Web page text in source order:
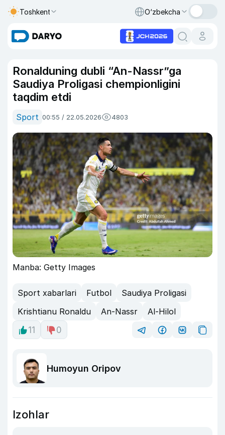
Toshkent O‘zbekcha
Ronalduning dubli “An-Nassr”ga
Saudiya Proligasi chempionligini
taqdim etdi
Sport 00:55 / 22.05.2026 4803
Manba: Getty Images
Sport xabarlari Futbol
Saudiya Proligasi
Krishtianu Ronaldu
An-Nassr
Al-Hilol
11
0
Humoyun Oripov
Izohlar